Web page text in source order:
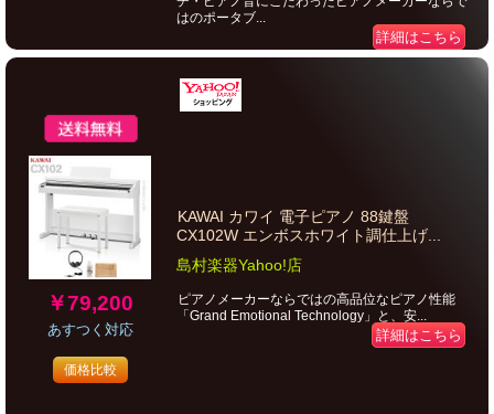
はのポータブ...
詳細はこちら
￥79,200
あすつく対応
価格比較
KAWAI カワイ 電子ピアノ 88鍵盤
CX102W エンボスホワイト調仕上げ...
島村楽器Yahoo!店
ピアノメーカーならではの高品位なピアノ性能
「Grand Emotional Technology」と、安...
詳細はこちら